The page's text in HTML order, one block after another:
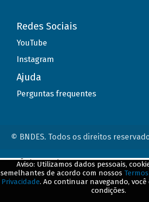
Redes Sociais
YouTube
Instagram
Ajuda
Perguntas frequentes
© BNDES. Todos os direitos
Aviso: Utilizamos dados pessoais,
semelhantes de acordo com nossos
Privacidade. Ao continuar navegando,
condições.
ConteÃºdo complementar
${title}${badge}